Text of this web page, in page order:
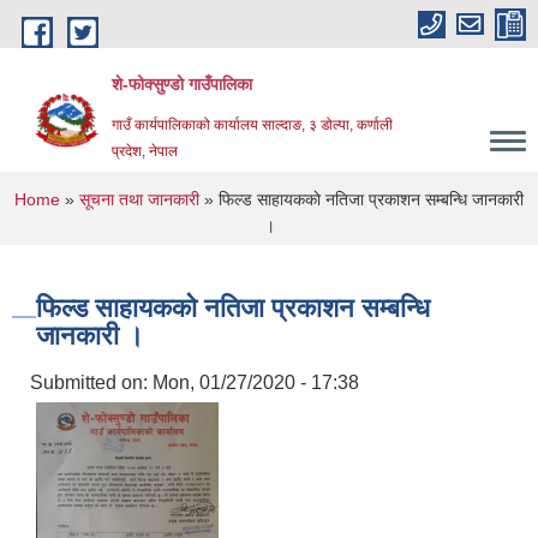
Skip to main content
शे-फोक्सुण्डो गाउँपालिका
गाउँ कार्यपालिकाको कार्यालय साल्दाङ, ३ डोल्पा, कर्णाली
प्रदेश, नेपाल
You are here
Home » सूचना तथा जानकारी» फिल्ड साहायककाे नतिजा प्रकाशन सम्बन्धि जानकारी
।
फिल्ड साहायककाे नतिजा प्रकाशन सम्बन्धि
जानकारी ।
Submitted on: Mon, 01/27/2020 - 17:38